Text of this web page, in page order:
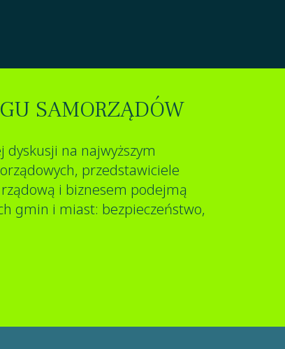
SAMORZĄDÓW
na najwyższym
przedstawiciele
i biznesem podejmą
gmin i miast: bezpieczeństwo,